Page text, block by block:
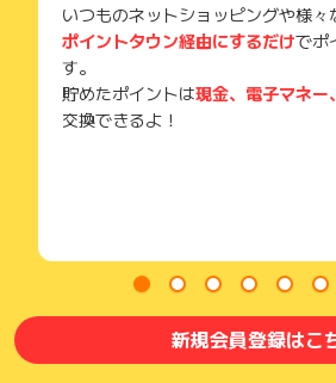
いつものネットショッピングや様々
ポイントタウン経由にするだけでポ
す。
貯めたポイントは現金、電子マネー
交換できるよ！
新規会員登録はこ